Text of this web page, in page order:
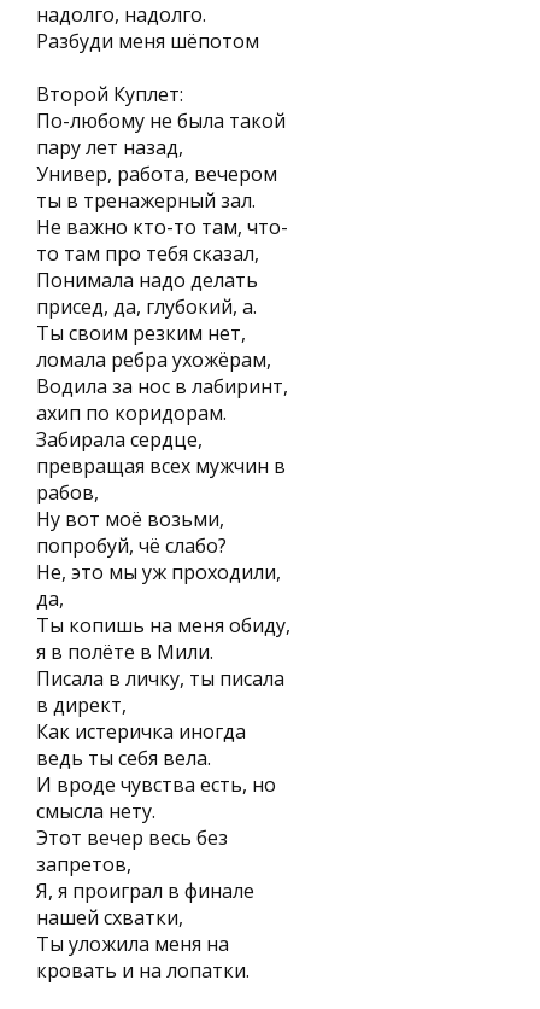
надолго, надолго.
Разбуди меня шёпотом
Второй Куплет:
По-любому не была такой
пару лет назад,
Универ, работа, вечером
ты в тренажерный зал.
Не важно кто-то там, что-
то там про тебя сказал,
Понимала надо делать
присед, да, глубокий, а.
Ты своим резким нет,
ломала ребра ухожёрам,
Водила за нос в лабиринт,
ахип по коридорам.
Забирала сердце,
превращая всех мужчин в
рабов,
Ну вот моё возьми,
попробуй, чё слабо?
Не, это мы уж проходили,
да,
Ты копишь на меня обиду,
я в полёте в Мили.
Писала в личку, ты писала
в директ,
Как истеричка иногда
ведь ты себя вела.
И вроде чувства есть, но
смысла нету.
Этот вечер весь без
запретов,
Я, я проиграл в финале
нашей схватки,
Ты уложила меня на
кровать и на лопатки.